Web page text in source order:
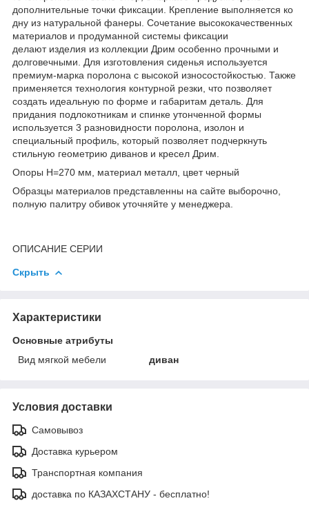
дополнительные точки фиксации. Крепление выполняется ко
дну из натуральной фанеры. Сочетание высококачественных
материалов и продуманной системы фиксации
делают изделия из коллекции Дрим особенно прочными и
долговечными. Для изготовления сиденья используется
премиум-марка поролона с высокой износостойкостью. Также
применяется технология контурной резки, что позволяет
создать идеальную по форме и габаритам деталь. Для
придания подлокотникам и спинке утонченной формы
используется 3 разновидности поролона, изолон и
специальный профиль, который позволяет подчеркнуть
стильную геометрию диванов и кресел Дрим.
Опоры Н=270 мм, материал металл, цвет черный
Образцы материалов представленны на сайте выборочно,
полную палитру обивок уточняйте у менеджера.
ОПИСАНИЕ СЕРИИ
Скрыть
Характеристики
Основные атрибуты
Вид мягкой мебели
диван
Условия доставки
Самовывоз
Доставка курьером
Транспортная компания
доставка по КАЗАХСТАНУ - бесплатно!